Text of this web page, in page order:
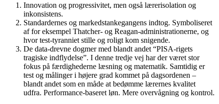
Innovation og progressivitet, men også lærerisolation og
inkonsistens.
Standardernes og markedstankegangens indtog. Symboliseret
af for eksempel Thatcher- og Reagan-administrationerne, og
hvor test-tyranniet stille og roligt kom snigende.
De data-drevne dogmer med blandt andet “PISA-rigets
tragiske indflydelse”. I denne tredje vej har der været stor
fokus på færdighederne læsning og matematik. Samtidig er
test og målinger i højere grad kommet på dagsordenen –
blandt andet som en måde at bedømme lærernes kvalitet
udfra. Performance-baseret løn. Mere overvågning og kontrol.